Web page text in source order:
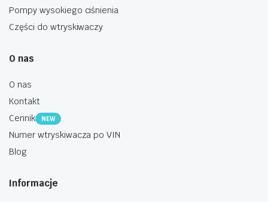
Pompy wysokiego ciśnienia
Części do wtryskiwaczy
O nas
O nas
Kontakt
Cennik
NEW
Numer wtryskiwacza po VIN
Blog
Informacje